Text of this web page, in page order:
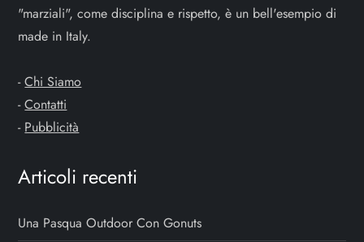
"marziali", come disciplina e rispetto, è un bell'esempio di
made in Italy.
-Chi Siamo
-Contatti
- Pubblicità
Articoli recenti
Una Pasqua Outdoor Con Gonuts